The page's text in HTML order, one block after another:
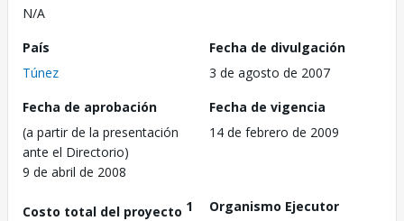
N/A
País
Túnez
Fecha de divulgación
3 de agosto de 2007
Fecha de aprobación
(a partir de la presentación
ante el Directorio)
9 de abril de 2008
Fecha de vigencia
14 de febrero de 2009
Costo total del proyecto 1
Organismo Ejecutor